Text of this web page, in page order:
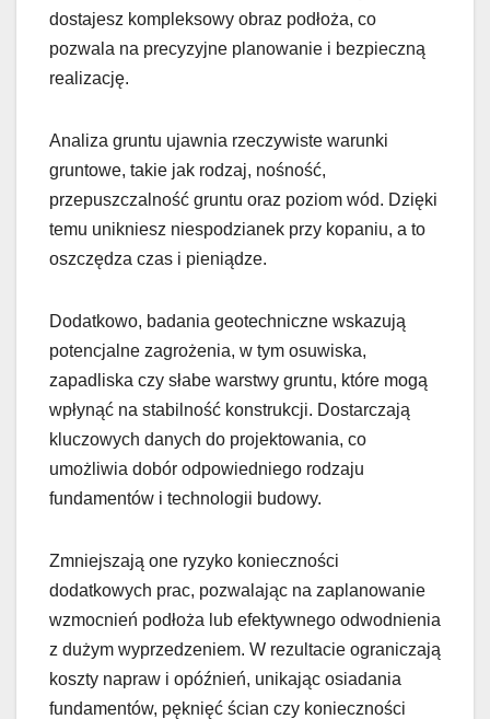
dostajesz kompleksowy obraz podłoża, co
pozwala na precyzyjne planowanie i bezpieczną
realizację.
Analiza gruntu ujawnia rzeczywiste warunki
gruntowe, takie jak rodzaj, nośność,
przepuszczalność gruntu oraz poziom wód. Dzięki
temu unikniesz niespodzianek przy kopaniu, a to
oszczędza czas i pieniądze.
Dodatkowo, badania geotechniczne wskazują
potencjalne zagrożenia, w tym osuwiska,
zapadliska czy słabe warstwy gruntu, które mogą
wpłynąć na stabilność konstrukcji. Dostarczają
kluczowych danych do projektowania, co
umożliwia dobór odpowiedniego rodzaju
fundamentów i technologii budowy.
Zmniejszają one ryzyko konieczności
dodatkowych prac, pozwalając na zaplanowanie
wzmocnień podłoża lub efektywnego odwodnienia
z dużym wyprzedzeniem. W rezultacie ograniczają
koszty napraw i opóźnień, unikając osiadania
fundamentów, pęknięć ścian czy konieczności